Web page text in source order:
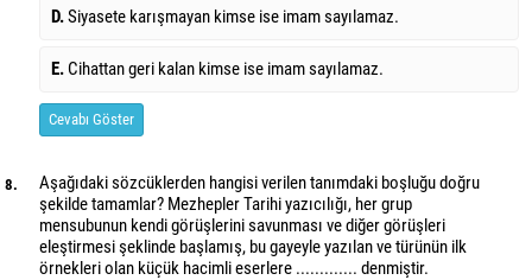
D.Siyasete karışmayan kimse ise imam sayılamaz.
E.Cihattan geri kalan kimse ise imam sayılamaz.
Cevabı Göster
8.
Aşağıdaki sözcüklerden hangisi verilen tanımdaki boşluğu doğru
şekilde tamamlar? Mezhepler Tarihi yazıcılığı, her grup
mensubunun kendi görüşlerini savunması ve diğer görüşleri
eleştirmesi şeklinde başlamış, bu gayeyle yazılan ve türünün ilk
örnekleri olan küçük hacimli eserlere ............. denmiştir.